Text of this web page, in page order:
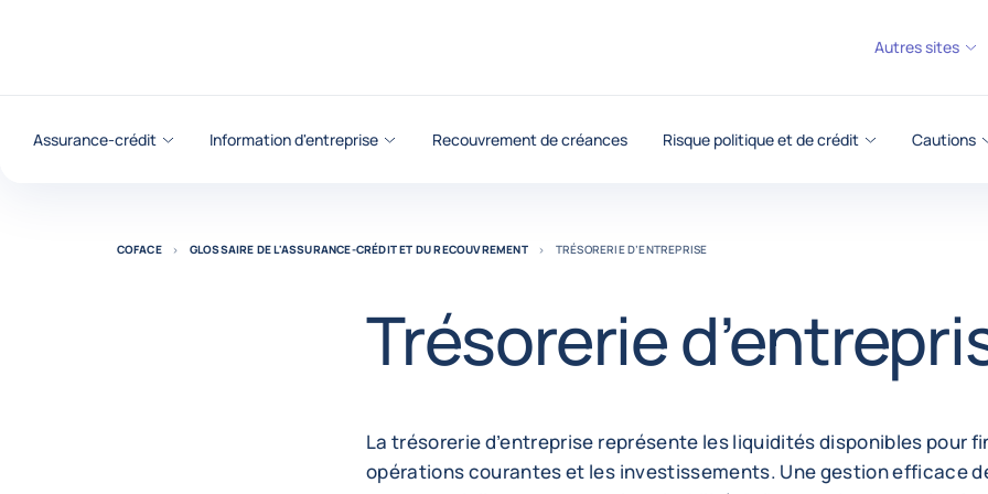
Assurance-crédit Information d'entreprise Recouvrement de créances Risque politique et de crédit Cautions
Autres sites
COFACE GLOSSAIRE DE L'ASSURANCE-CRÉDIT ET DU RECOUVREMENT TRÉSORERIE D’ENTREPRISE
Trésorerie
La trésorerie d’entreprise représente les liquidités disponibles pour
opérations courantes et les investissements. Une gestion efficace